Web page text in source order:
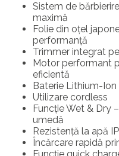
Sistem de
maximă
Folie din oțel
performanță
Trimmer integrat
Motor performant
eficientă
Baterie Lithium-
Utilizare cordless
Funcție Wet & Dry
umedă
Rezistență la apă
Încărcare rapidă